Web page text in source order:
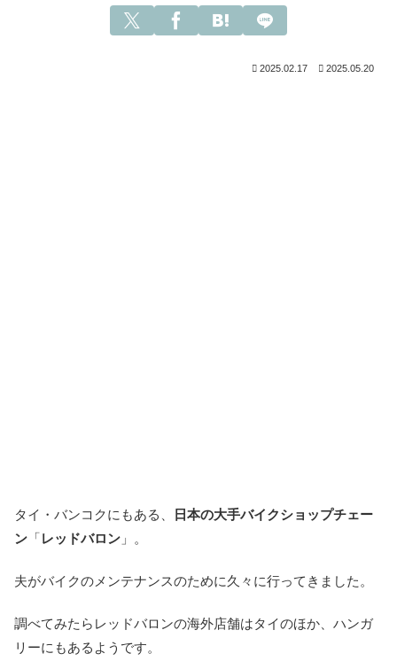
2025.02.17 2025.05.20
タイ・バンコクにもある、
日本の大手バイクショップチェー
ン 「レッドバロン 」。
夫がバイクのメンテナンスのために久々に行ってきました。
調べてみたらレッドバロンの海外店舗はタイのほか、ハンガ
リーにもあるようです。